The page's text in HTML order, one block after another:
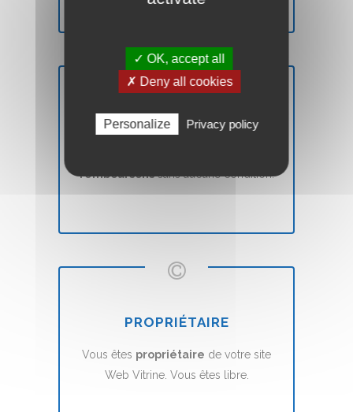
SATISFAIT OU REMBOURSÉ
remboursonssans aucune condition.
PROPRIÉTAIRE
Vous êtes propriétaire de votre site
Web Vitrine. Vous êtes libre.
✓ OK, accept all
✗ Deny all cookies
Personalize Privacy policy